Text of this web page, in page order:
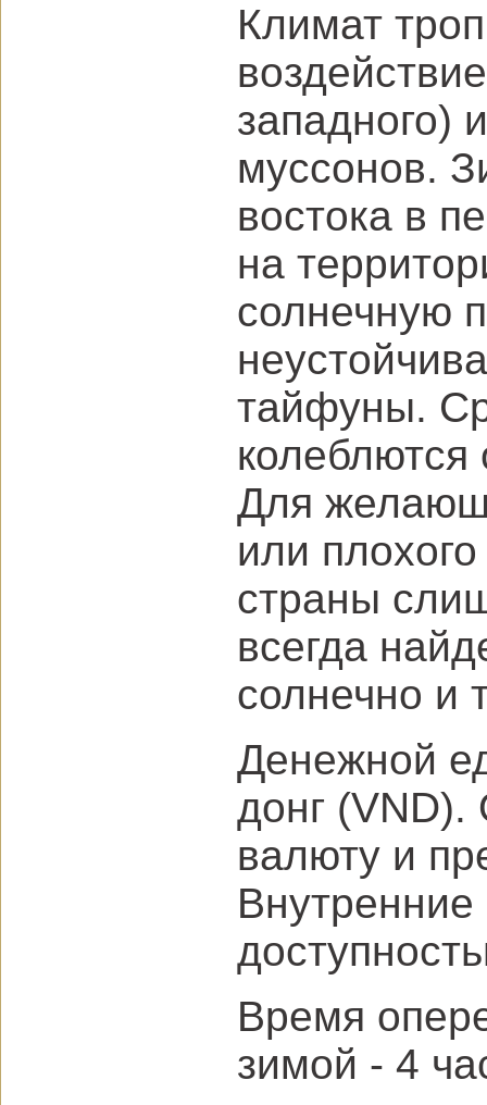
Климат
западного)
муссонов.
востока в
на
солнечную
тайфуны.
Для
или
страны
всегда
солнечно и
Денежной
донг
валюту и
Время
зимой - 4